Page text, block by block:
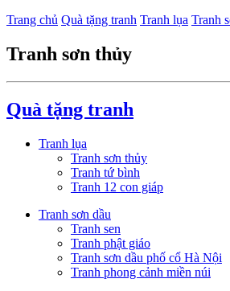
Trang chủ Quà tặng tranh Tranh lụa Tranh
Tranh sơn thủy
Quà tặng tranh
Tranh lụa
Tranh sơn thủy
Tranh tứ bình
Tranh 12 con giáp
Tranh sơn dầu
Tranh sen
Tranh phật giáo
Tranh sơn dầu phố cổ Hà Nội
Tranh phong cảnh miền núi